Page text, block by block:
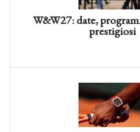
W&W27: date,
prestigiosi